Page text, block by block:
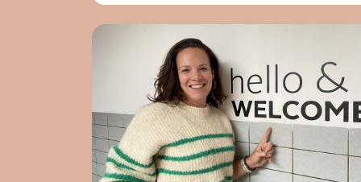
waar ik al die tijd voor sta. Sinds ik met Lot